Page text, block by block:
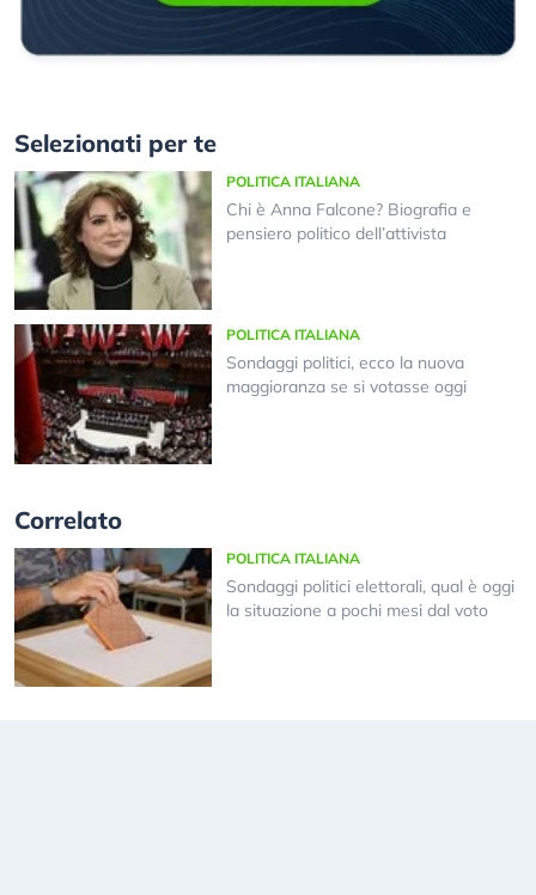
Selezionati per te
POLITICA ITALIANA
Chi è Anna Falcone? Biografia e
pensiero politico dell’attivista
POLITICA ITALIANA
Sondaggi politici, ecco la nuova
maggioranza se si votasse oggi
Correlato
POLITICA ITALIANA
Sondaggi politici elettorali, qual è oggi
la situazione a pochi mesi dal voto